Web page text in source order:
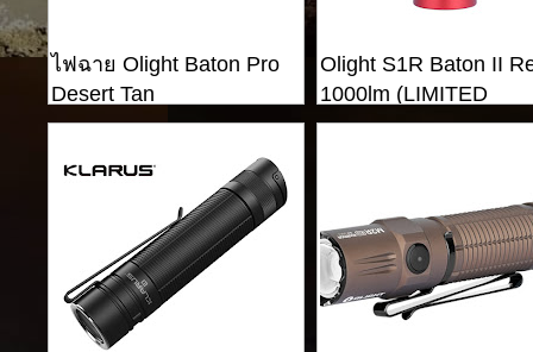
ไฟฉาย Olight Baton Pro
Desert Tan
Olight S1R Baton II
1000lm (LIMITED
EDITION)